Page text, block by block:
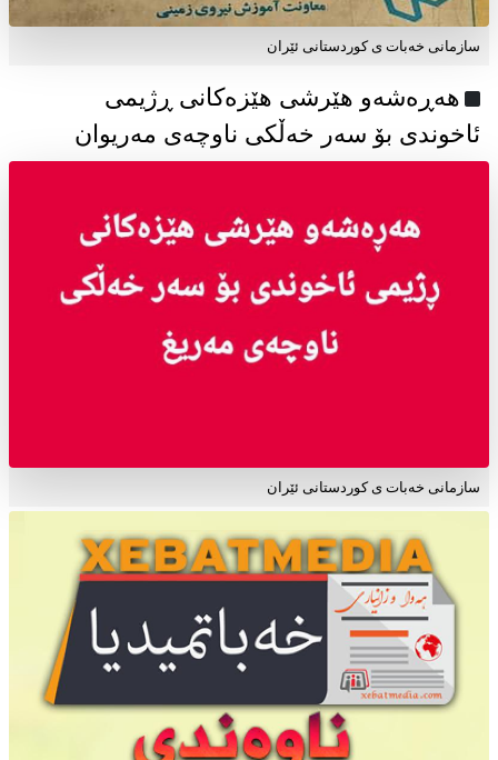
سازمانی خەبات ی كوردستانی ئێران
هەڕەشەو هێرشی هێزەکانی ڕژیمی
ئاخوندی بۆ سەر خەڵکی ناوچەی مەریوان
سازمانی خەبات ی کوردستانی ئێران